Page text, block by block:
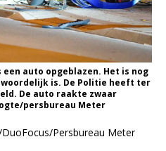
auto opgeblazen. Het is nog
is. De Politie heeft ter
De auto raakte zwaar
persbureau Meter
Persbureau Meter